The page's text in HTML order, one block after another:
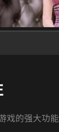
戏的强大功能